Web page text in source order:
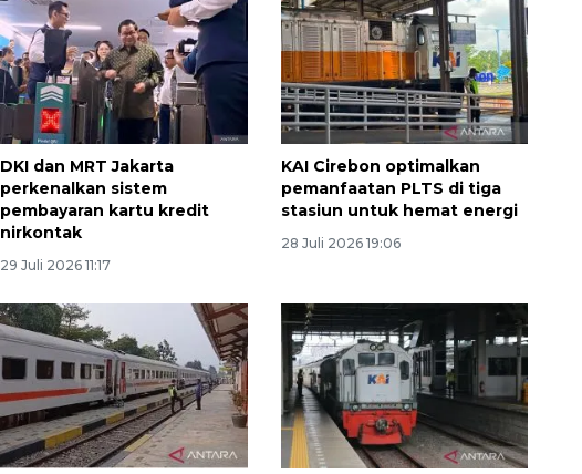
DKI dan MRT Jakarta
perkenalkan sistem
pembayaran kartu kredit
nirkontak
29 Juli 2026 11:17
KAI Cirebon optimalkan
pemanfaatan PLTS di tiga
stasiun untuk hemat energi
28 Juli 2026 19:06
2026-08-05 15:00:00